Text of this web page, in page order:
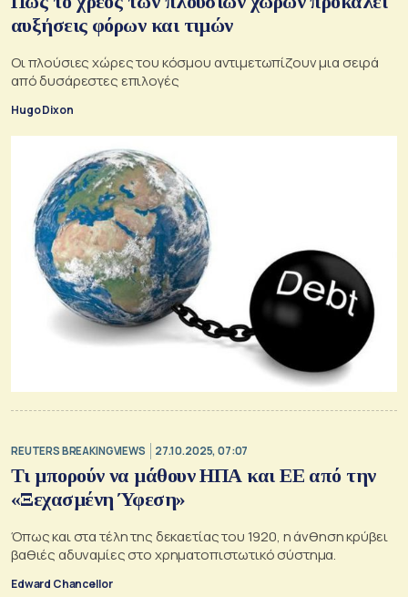
αυξήσεις φόρων και τιμών
Οι πλούσιες χώρες του κόσμου αντιμετωπίζουν μια σειρά
από δυσάρεστες επιλογές
Hugo Dixon
REUTERS BREAKINGVIEWS 27.10.2025, 07:07
Τι μπορούν να μάθουν ΗΠΑ και ΕΕ από την
«Ξεχασμένη Ύφεση»
Όπως και στα τέλη της δεκαετίας του 1920, η άνθηση κρύβει
βαθιές αδυναμίες στο χρηματοπιστωτικό σύστημα.
Edward Chancellor